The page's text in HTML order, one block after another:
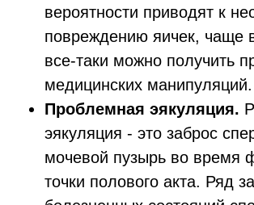
вероятности приводят к
повреждению яичек, чаще
все-таки можно получить
медицинских манипуляций.
Проблемная эякуляция.
эякуляция - это заброс
мочевой пузырь во время
точки полового акта. Ряд